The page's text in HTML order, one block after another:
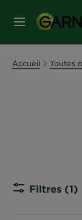
MENU
SOINS
Accueil Toutes
Filtres (1)